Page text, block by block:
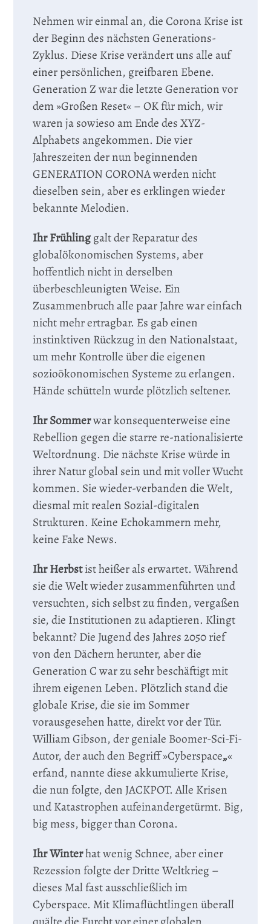
Nehmen wir einmal an, die Corona Krise ist
der Beginn des nächsten Generations-
Zyklus. Diese Krise verändert uns alle auf
einer persönlichen, greifbaren Ebene.
Generation Z war die letzte Generation vor
dem »Großen Reset« – OK für mich, wir
waren ja sowieso am Ende des XYZ-
Alphabets angekommen. Die vier
Jahreszeiten der nun beginnenden
GENERATION CORONA werden nicht
dieselben sein, aber es erklingen wieder
bekannte Melodien.
Ihr Frühlinggalt der Reparatur des
globalökonomischen Systems, aber
hoffentlich nicht in derselben
überbeschleunigten Weise. Ein
Zusammenbruch alle paar Jahre war einfach
nicht mehr ertragbar. Es gab einen
instinktiven Rückzug in den Nationalstaat,
um mehr Kontrolle über die eigenen
sozioökonomischen Systeme zu erlangen.
Hände schütteln wurde plötzlich seltener.
Ihr Sommerwar konsequenterweise eine
Rebellion gegen die starre re-nationalisierte
Weltordnung. Die nächste Krise würde in
ihrer Natur global sein und mit voller Wucht
kommen. Sie wieder-verbanden die Welt,
diesmal mit realen Sozial-digitalen
Strukturen. Keine Echokammern mehr,
keine Fake News.
Ihr Herbstist heißer als erwartet. Während
sie die Welt wieder zusammenführten und
versuchten, sich selbst zu finden, vergaßen
sie, die Institutionen zu adaptieren. Klingt
bekannt? Die Jugend des Jahres 2050 rief
von den Dächern herunter, aber die
Generation C war zu sehr beschäftigt mit
ihrem eigenen Leben. Plötzlich stand die
globale Krise, die sie im Sommer
vorausgesehen hatte, direkt vor der Tür.
William Gibson, der geniale Boomer-Sci-Fi-
Autor, der auch den Begriff »Cyberspace„«
erfand, nannte diese akkumulierte Krise,
die nun folgte, den JACKPOT. Alle Krisen
und Katastrophen aufeinandergetürmt. Big,
big mess, bigger than Corona.
Ihr Winterhat wenig Schnee, aber einer
Rezession folgte der Dritte Weltkrieg –
dieses Mal fast ausschließlich im
Cyberspace. Mit Klimaflüchtlingen überall